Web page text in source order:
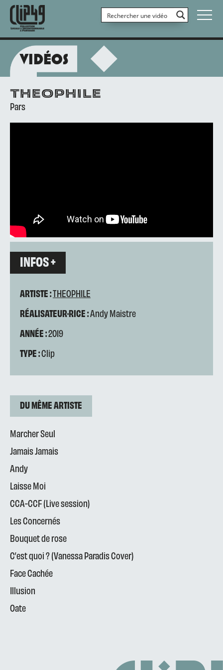
VIDÉOS
THEOPHILE
Pars
INFOS +
ARTISTE :THEOPHILE
RÉALISATEUR·RICE :Andy Maistre
ANNÉE :2019
TYPE :Clip
DU MÊME ARTISTE
Marcher Seul
Jamais Jamais
Andy
Laisse Moi
CCA-CCF (Live session)
Les Concernés
Bouquet de rose
C’est quoi ? (Vanessa Paradis Cover)
Face Cachée
Illusion
Oate